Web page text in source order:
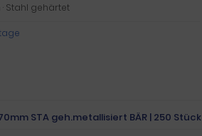
Stahl gehärtet
STA geh.metallisiert BÄR | 250 Stück